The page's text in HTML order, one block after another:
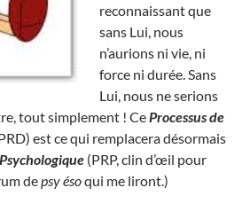
reconnaissant que
sans Lui, nous
n’aurions ni vie, ni
force ni durée. Sans
Lui, nous ne serions
tout simplement ! Ce Processus de
est ce qui remplacera désormais
(PRP, clin d’œil pour
depsy ésoqui me liront.)